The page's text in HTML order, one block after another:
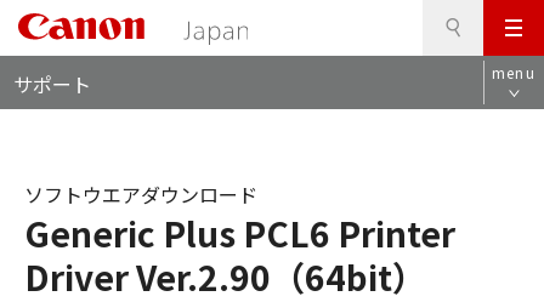
メ
ニ
ュ
サポート menu
Generic Plus PCL6 Printer
Driver Ver.2.90（64bit）
ソフトウエアダウンロード